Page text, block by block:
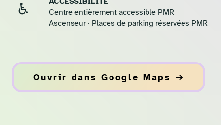
♿
Centre entièrement accessible PMR
Ascenseur · Places de parking réservées PMR
Ouvrir dans Google Maps ➔